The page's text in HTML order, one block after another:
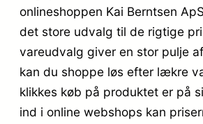
onlineshoppen Kai Berntsen
det store udvalg til de rigtige
vareudvalg giver en stor pulje
kan du shoppe løs efter lækre
klikkes køb på produktet er på
ind i online webshops kan